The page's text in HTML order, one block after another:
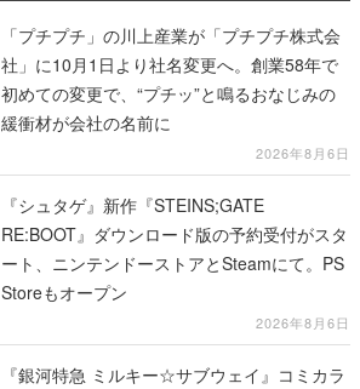
「プチプチ」の川上産業が「プチプチ株式会
社」に10月1日より社名変更へ。創業58年で
初めての変更で、“プチッ”と鳴るおなじみの
緩衝材が会社の名前に
2026年8月6日
『シュタゲ』新作『STEINS;GATE
RE:BOOT』ダウンロード版の予約受付がスタ
ート、ニンテンドーストアとSteamにて。PS
Storeもオープン
2026年8月6日
『銀河特急 ミルキー☆サブウェイ』コミカラ